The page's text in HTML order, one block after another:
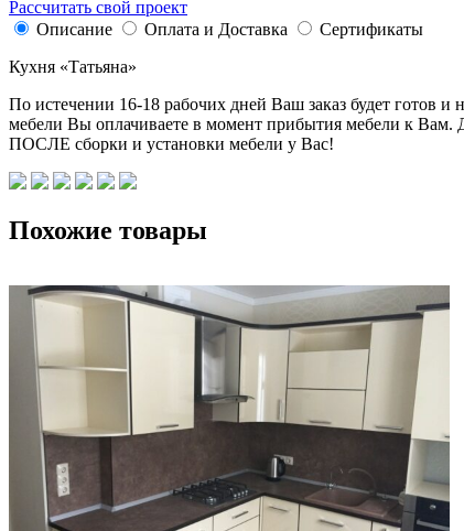
Рассчитать свой проект
Описание
Оплата и Доставка
Сертификаты
Кухня «Татьяна»
По истечении 16-18 рабочих дней Ваш заказ будет готов
мебели Вы оплачиваете в момент прибытия мебели к Вам.
ПОСЛЕ сборки и установки мебели у Вас!
Похожие товары